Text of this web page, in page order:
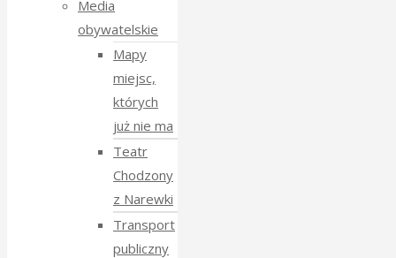
Media
obywatelskie
Mapy
miejsc,
których
już nie ma
Teatr
Chodzony
z Narewki
Transport
publiczny